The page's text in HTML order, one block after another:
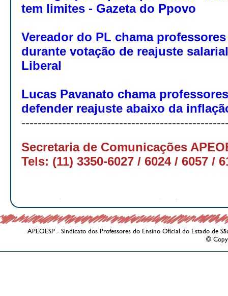
tem limites - Gazeta do Ppovo
Vereador do PL chama
durante votação de reajuste
Liberal
Lucas Pavanato chama
defender reajuste abaixo da
-----------------------------------------
Secretaria de Comunicações
Tels: (11) 3350-6027 / 6024 / 6057 /
APEOESP - Sindicato dos Professores do Ensino Oficial do Estado de
©